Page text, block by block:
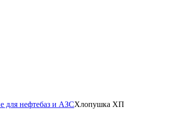
для нефтебаз и АЗСХлопушка ХП